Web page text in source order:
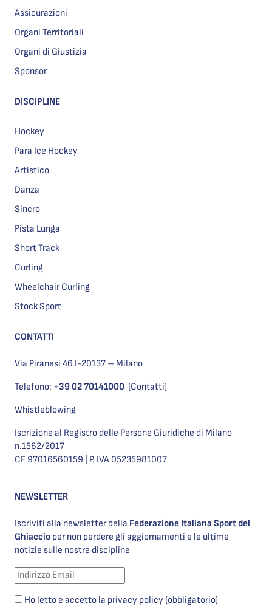
Assicurazioni
Organi Territoriali
Organi di Giustizia
Sponsor
DISCIPLINE
Hockey
Para Ice Hockey
Artistico
Danza
Sincro
Pista Lunga
Short Track
Curling
Wheelchair Curling
Stock Sport
CONTATTI
Via Piranesi 46 I-20137 – Milano
Telefono: +39 02 70141000 (Contatti)
Whistleblowing
Iscrizione al Registro delle Persone Giuridiche di Milano
n.1562/2017
CF 97016560159 | P. IVA 05235981007
NEWSLETTER
Iscriviti alla newsletter della Federazione Italiana Sport del
Ghiaccio per non perdere gli aggiornamenti e le ultime
notizie sulle nostre discipline
Ho letto e accetto la privacy policy (obbligatorio)